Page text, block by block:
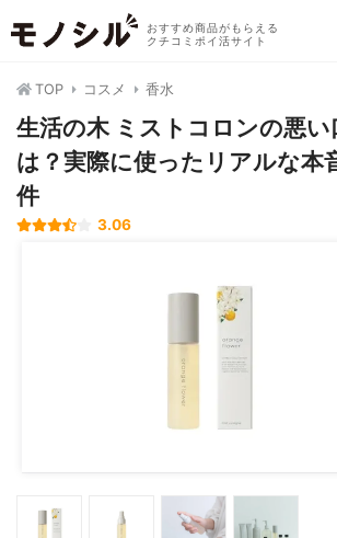
おすすめ商品がもらえる
クチコミポイ活サイト
TOP コスメ 香水
生活の木 ミストコロンの悪い
は？実際に使ったリアルな本
件
3.06